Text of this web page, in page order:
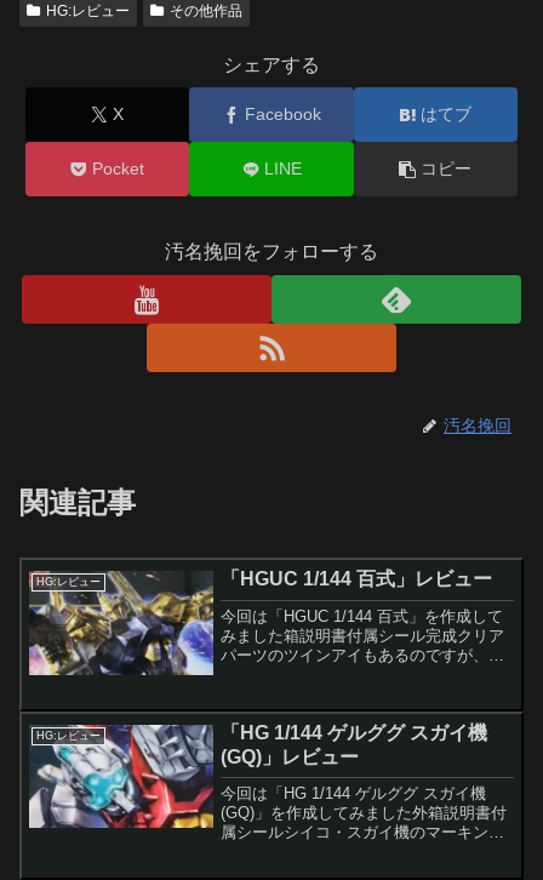
HG:レビュー その他作品
シェアする
X Facebook はてブ
Pocket LINE コピー
汚名挽回をフォローする
汚名挽回
関連記事
HG:レビュー 「HGUC 1/144 百式」レビュー
今回は「HGUC 1/144 百式」を作成して
みました箱説明書付属シール完成クリア
パーツのツインアイもあるのですが、何
品ビームライフルクレイバズーカバック
パックに引っか...
HG:レビュー
「HG 1/144 ゲルググ スガイ機
(GQ)」レビュー
今回は「HG 1/144 ゲルググ スガイ機
(GQ)」を作成してみました外箱説明書付
属シールシイコ・スガイ機のマーキング